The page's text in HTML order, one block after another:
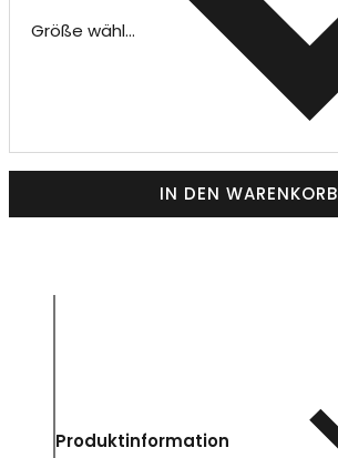
Größe wählen
IN DEN WARENKORB
Produktinformation